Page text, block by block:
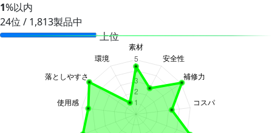
1%以内
24位 / 1,813製品中
上位